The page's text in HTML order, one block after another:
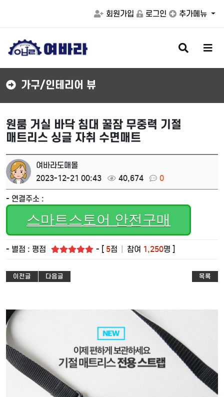
회원가입 로그인 추가메뉴
검
색
버
메
버
가구/인테리어 뷰
원룸 거실 바닥 침대 꿀잠 무중력 기절
매트리스 싱글 자취 수면매트
여바라도매몰
2023-12-21 00:43
40,674 0
- 연결주소 :
스마트스토어 안전구매
- 별점 : 평점 - [ 5점 참여 1,250명 ]
이전글 다음글 목록